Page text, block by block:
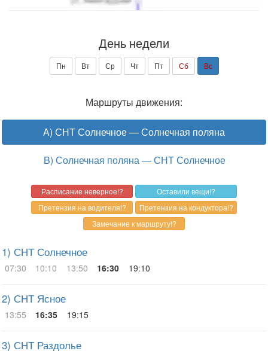
День недели
Пн Вт Ср Чт Пт Сб Вс
Маршруты движения:
A) СНТ Солнечное — Солнечная поляна
B) Солнечная поляна — СНТ Солнечное
1) СНТ Солнечное
07:30 10:10 13:50 16:30 19:10
2) СНТ Ясное
13:55 16:35 19:15
3) СНТ Раздолье